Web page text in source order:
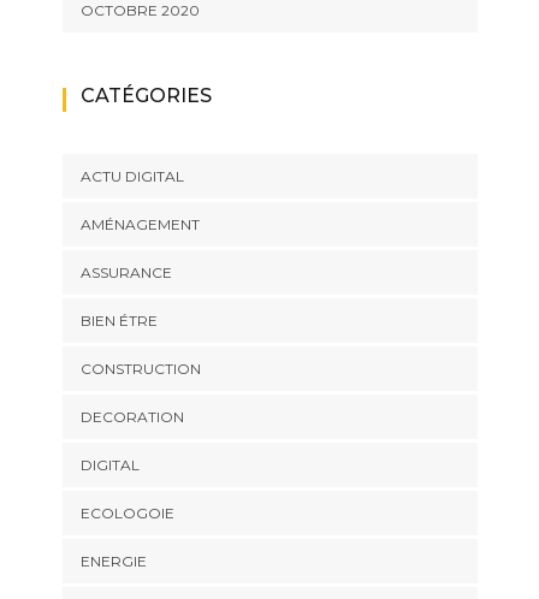
OCTOBRE 2020
CATÉGORIES
ACTU DIGITAL
AMÉNAGEMENT
ASSURANCE
BIEN ÉTRE
CONSTRUCTION
DECORATION
DIGITAL
ECOLOGOIE
ENERGIE